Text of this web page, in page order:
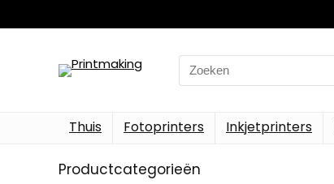
Search
for:
Thuis Fotoprinters Inkjetprinters
Productcategorieën